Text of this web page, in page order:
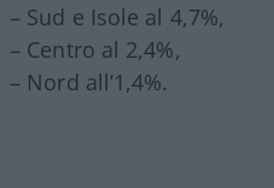
– Sud e Isole al 4,7%,
– Centro al 2,4%,
– Nord all’1,4%.